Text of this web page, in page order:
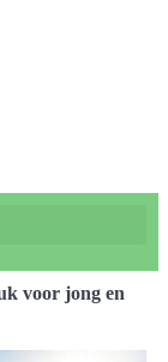
voor jong en